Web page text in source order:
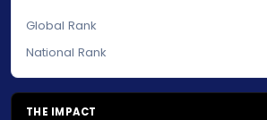
Global Rank
National Rank
THE IMPACT